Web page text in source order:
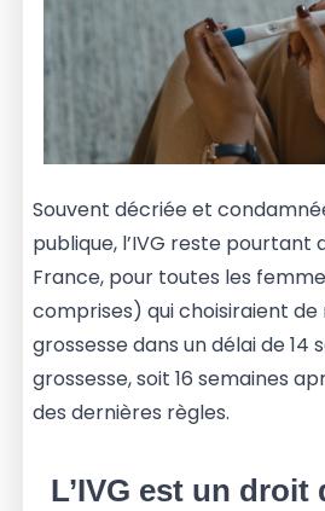
Souvent décriée et
publique, l’IVG reste pourtant
France, pour toutes les
comprises) qui choisiraient
grossesse dans un délai de 14
grossesse, soit 16 semaines
des dernières règles.
L’IVG est un droit